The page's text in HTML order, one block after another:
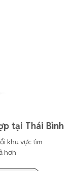
tại Thái Bình
khu vực tìm
hơn